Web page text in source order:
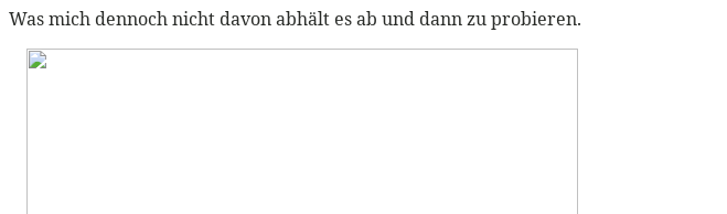
Was mich dennoch nicht davon abhält es ab und dann zu probieren.